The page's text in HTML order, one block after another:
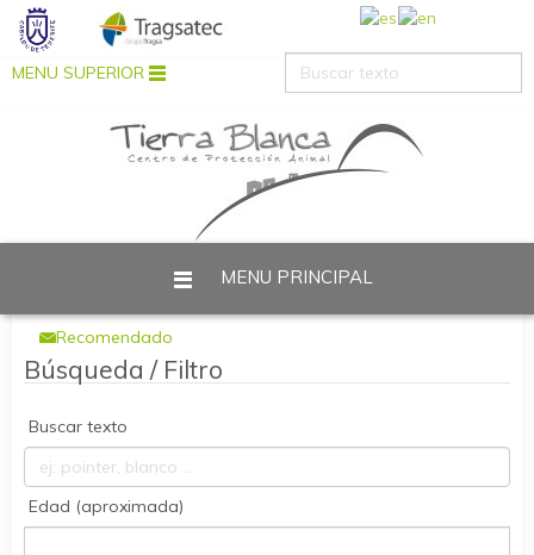
MENU SUPERIOR
MENU PRINCIPAL
Está aquí: Inicio Adopción
Recomendado
Búsqueda / Filtro
Buscar texto
Edad (aproximada)